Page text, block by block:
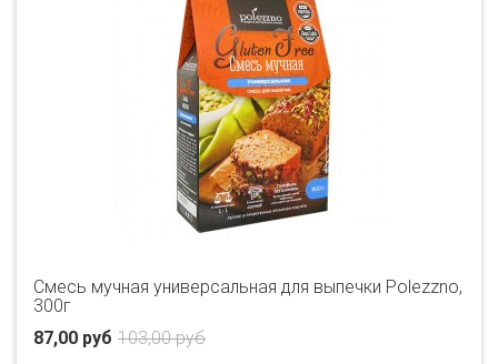
Смесь мучная универсальная для выпечки Polezzno,
300г
103,00 руб
87,00 руб